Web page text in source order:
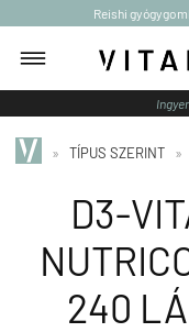
Reishi
» TÍPUS SZERINT »
D3-
240